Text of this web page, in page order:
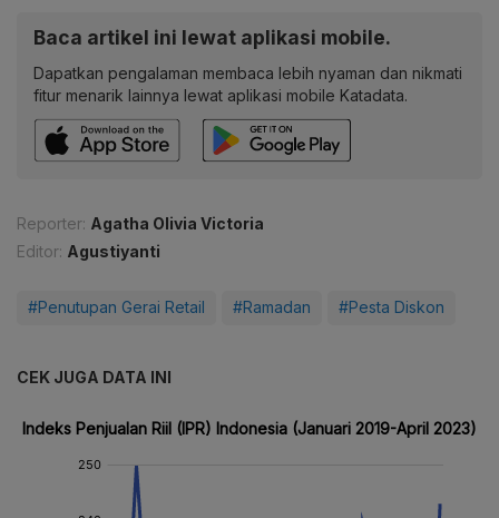
Baca artikel ini lewat aplikasi mobile.
Dapatkan pengalaman membaca lebih nyaman dan nikmati
fitur menarik lainnya lewat aplikasi mobile Katadata.
Reporter: Agatha Olivia Victoria
Editor: Agustiyanti
#Penutupan Gerai Retail #Ramadan #Pesta Diskon
CEK JUGA DATA INI